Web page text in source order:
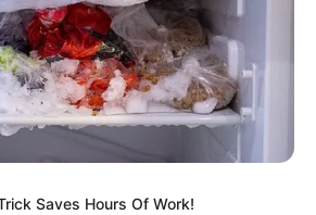
Saves Hours Of Work!